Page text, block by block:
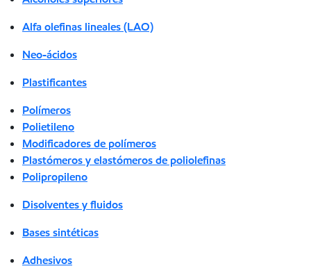
Alfa olefinas lineales (LAO)
Neo-ácidos
Plastificantes
Polímeros
Polietileno
Modificadores de polímeros
Plastómeros y elastómeros de poliolefinas
Polipropileno
Disolventes y fluidos
Bases sintéticas
Adhesivos